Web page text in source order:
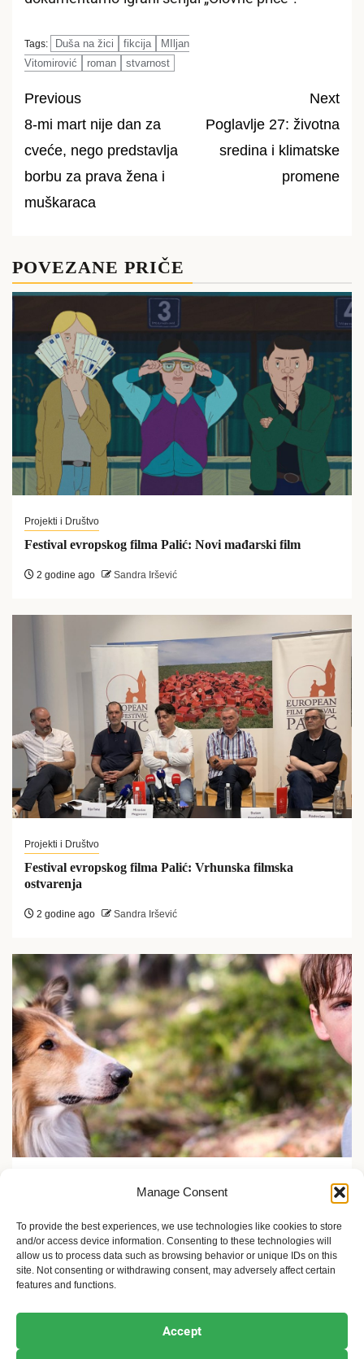
Manage Consent
To provide the best experiences, we use technologies like cookies to store
and/or access device information. Consenting to these technologies will
allow us to process data such as browsing behavior or unique IDs on this
site. Not consenting or withdrawing consent, may adversely affect certain
features and functions.
Accept
Tags: Duša na žici fikcija
MIljan
Vitomirović
roman stvarnost
Post
navigation
Previous
8-mi mart nije dan za
cveće, nego predstavlja
borbu za prava žena i
muškaraca
Next
Poglavlje 27: životna
sredina i klimatske
promene
POVEZANE PRIČE
Projekti i Društvo
Festival evropskog filma Palić: Novi mađarski film
2 godine ago Sandra Iršević
Projekti i Društvo
Festival evropskog filma Palić: Vrhunska filmska
ostvarenja
2 godine ago Sandra Iršević
predfestivalski program
2 godine ago Sandra Iršević
Ekologija i održivost